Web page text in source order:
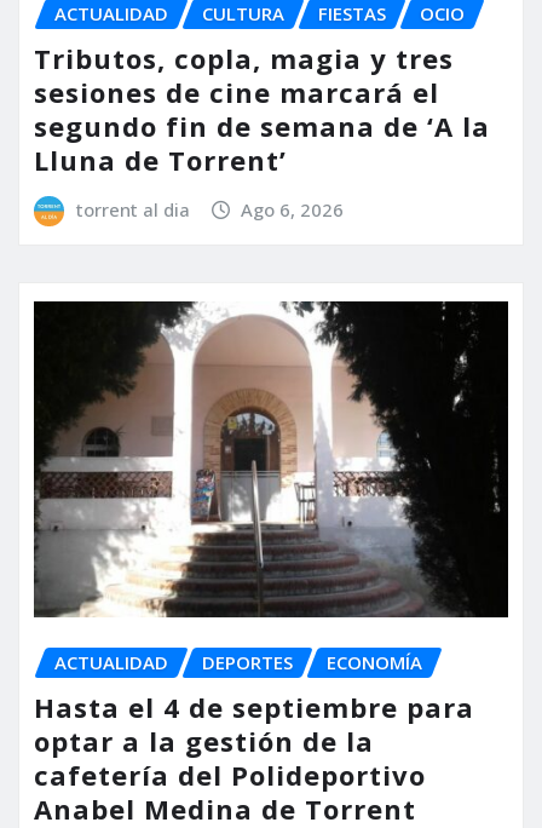
ACTUALIDAD CULTURA FIESTAS OCIO
Tributos, copla, magia y tres
sesiones de cine marcará el
segundo fin de semana de ‘A la
Lluna de Torrent’
torrent al dia Ago 6, 2026
ACTUALIDAD DEPORTES ECONOMÍA
Hasta el 4 de septiembre para
optar a la gestión de la
cafetería del Polideportivo
Anabel Medina de Torrent